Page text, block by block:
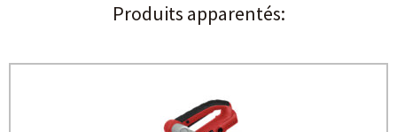
Produits apparentés: